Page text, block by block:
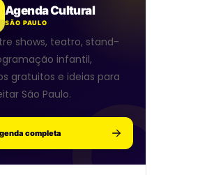
Agenda Cultural
SÃO PAULO
shows, teatro, stand-
infantil,
gratuitos e ideias para
São Paulo.
completa